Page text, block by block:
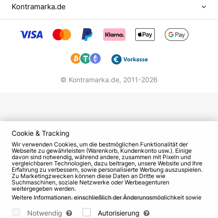
hatten, insbesondere die Komposition Do you want
to know a secret?
Im Jahr 1983 beginnen die Musiker aktiv zu proben
lernen sie Bari Alibasov kennen, der sie einlädt, im
spielen. Im Gegenzug verlangt er jedoch eine
anderen tanzen wollen. Unerwartet nimmt Dmitry
Rubin die Einladung an und verlässt das Team.
Er wird durch Andrei Zabludovsky ersetzt. So
entsteht die "goldene" Zusammensetzung der
Gruppe "Secret", die bald das ganze Land
erschüttern wird.
Kontramarka.de
© Kontramarka.de, 2011-2026
Cookie & Tracking
Wir verwenden Cookies, um die bestmöglichen Funktionalität der
Webseite zu gewährleisten (Warenkorb, Kundenkonto usw.). Einige
davon sind notwendig, während andere, zusammen mit Pixeln und
vergleichbaren Technologien, dazu beitragen, unsere Website und Ihre
Erfahrung zu verbessern, sowie personalisierte Werbung auszuspielen.
Zu Marketingzwecken können diese Daten an Dritte wie
Suchmaschinen, soziale Netzwerke oder Werbeagenturen
weitergegeben werden.
Weitere Informationen, einschließlich der Änderungsmöglichkeit sowie
Bitte wählen Sie unten aus, welche Cookies gesetzt werden können
Notwendig Autorisierung